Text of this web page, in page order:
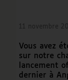
Vous avez
sur notre
lancement
dernier à